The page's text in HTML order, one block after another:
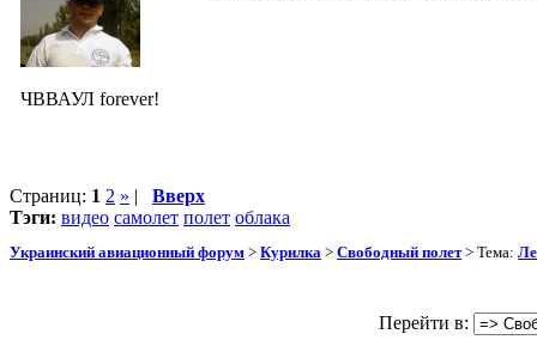
ЧВВАУЛ forever!
Страниц: 1 2 » | Вверх
Тэги: видео самолет полет облака
Украинский авиационный форум > Курилка > Свободный полет> Тема:
Перейти в: